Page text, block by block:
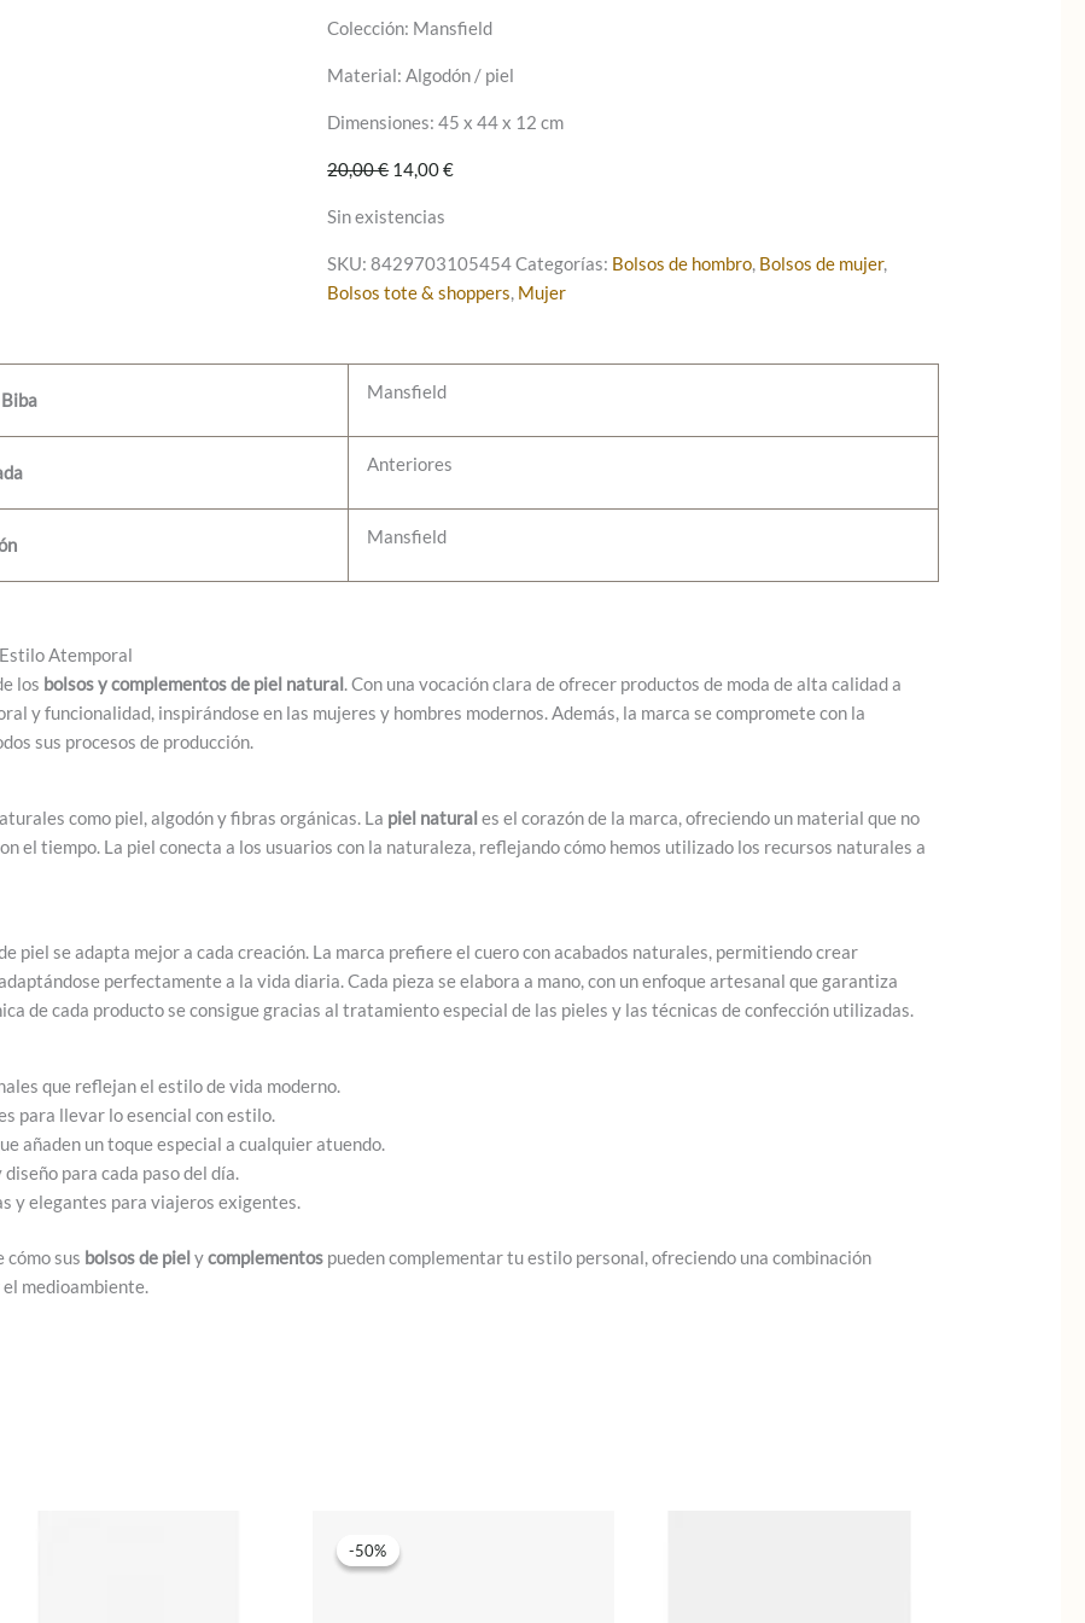
Colección: Mansfield
Material: Algodón / piel
Dimensiones: 45 x 44 x 12 cm
20,00€ El
original
era:
20,00 €.
14,00€El
es:
Sin existencias
SKU:8429703105454Categorías: Bolsos de hombro, Bolsos de mujer,
Bolsos tote & shoppers, Mujer
Mansfield
Anteriores
Mansfield
Atemporal
los bolsos y complementos de piel natural. Con una vocación clara de ofrecer productos de moda de alta calidad a
y funcionalidad, inspirándose en las mujeres y hombres modernos. Además, la marca se compromete con la
sus procesos de producción.
como piel, algodón y fibras orgánicas. La piel naturales el corazón de la marca, ofreciendo un material que no
el tiempo. La piel conecta a los usuarios con la naturaleza, reflejando cómo hemos utilizado los recursos naturales a
piel se adapta mejor a cada creación. La marca prefiere el cuero con acabados naturales, permitiendo crear
perfectamente a la vida diaria. Cada pieza se elabora a mano, con un enfoque artesanal que garantiza
de cada producto se consigue gracias al tratamiento especial de las pieles y las técnicas de confección utilizadas.
que reflejan el estilo de vida moderno.
para llevar lo esencial con estilo.
añaden un toque especial a cualquier atuendo.
para cada paso del día.
y elegantes para viajeros exigentes.
cómo sus bolsos de pielycomplementos pueden complementar tu estilo personal, ofreciendo una combinación
medioambiente.
-50%
-50%